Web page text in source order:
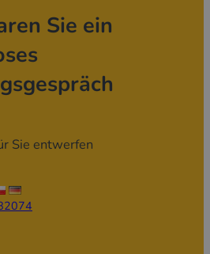
Sie ein
Sie entwerfen